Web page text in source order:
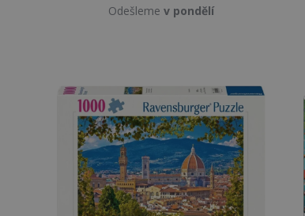
Odešleme v pondělí